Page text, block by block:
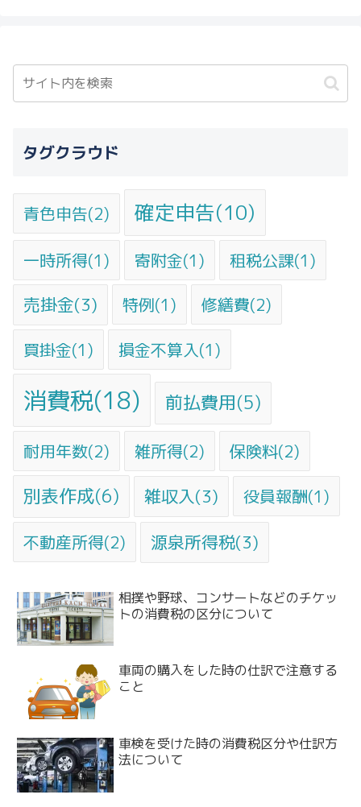
タグクラウド
青色申告(2) 確定申告(10)
一時所得(1) 寄附金(1) 租税公課(1)
売掛金(3) 特例(1)
修繕費(2)
買掛金(1)
損金不算入(1)
消費税(18) 前払費用(5)
耐用年数(2) 雑所得(2) 保険料(2)
別表作成(6) 雑収入(3) 役員報酬(1)
不動産所得(2) 源泉所得税(3)
相撲や野球、コンサートなどのチケッ
トの消費税の区分について
車両の購入をした時の仕訳で注意する
こと
車検を受けた時の消費税区分や仕訳方
法について